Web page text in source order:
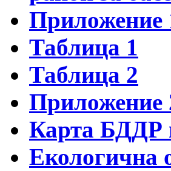
Приложение
Таблица 1
Таблица 2
Приложение
Карта БДДР
Екологична